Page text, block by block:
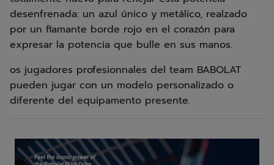
desenfrenada: un azul único y metálico, realzado
por un flamante borde rojo en el corazón para
expresar la potencia que bulle en sus manos.
os jugadores profesionnales del team BABOLAT
pueden jugar con un modelo personalizado o
diferente del equipamento presente.